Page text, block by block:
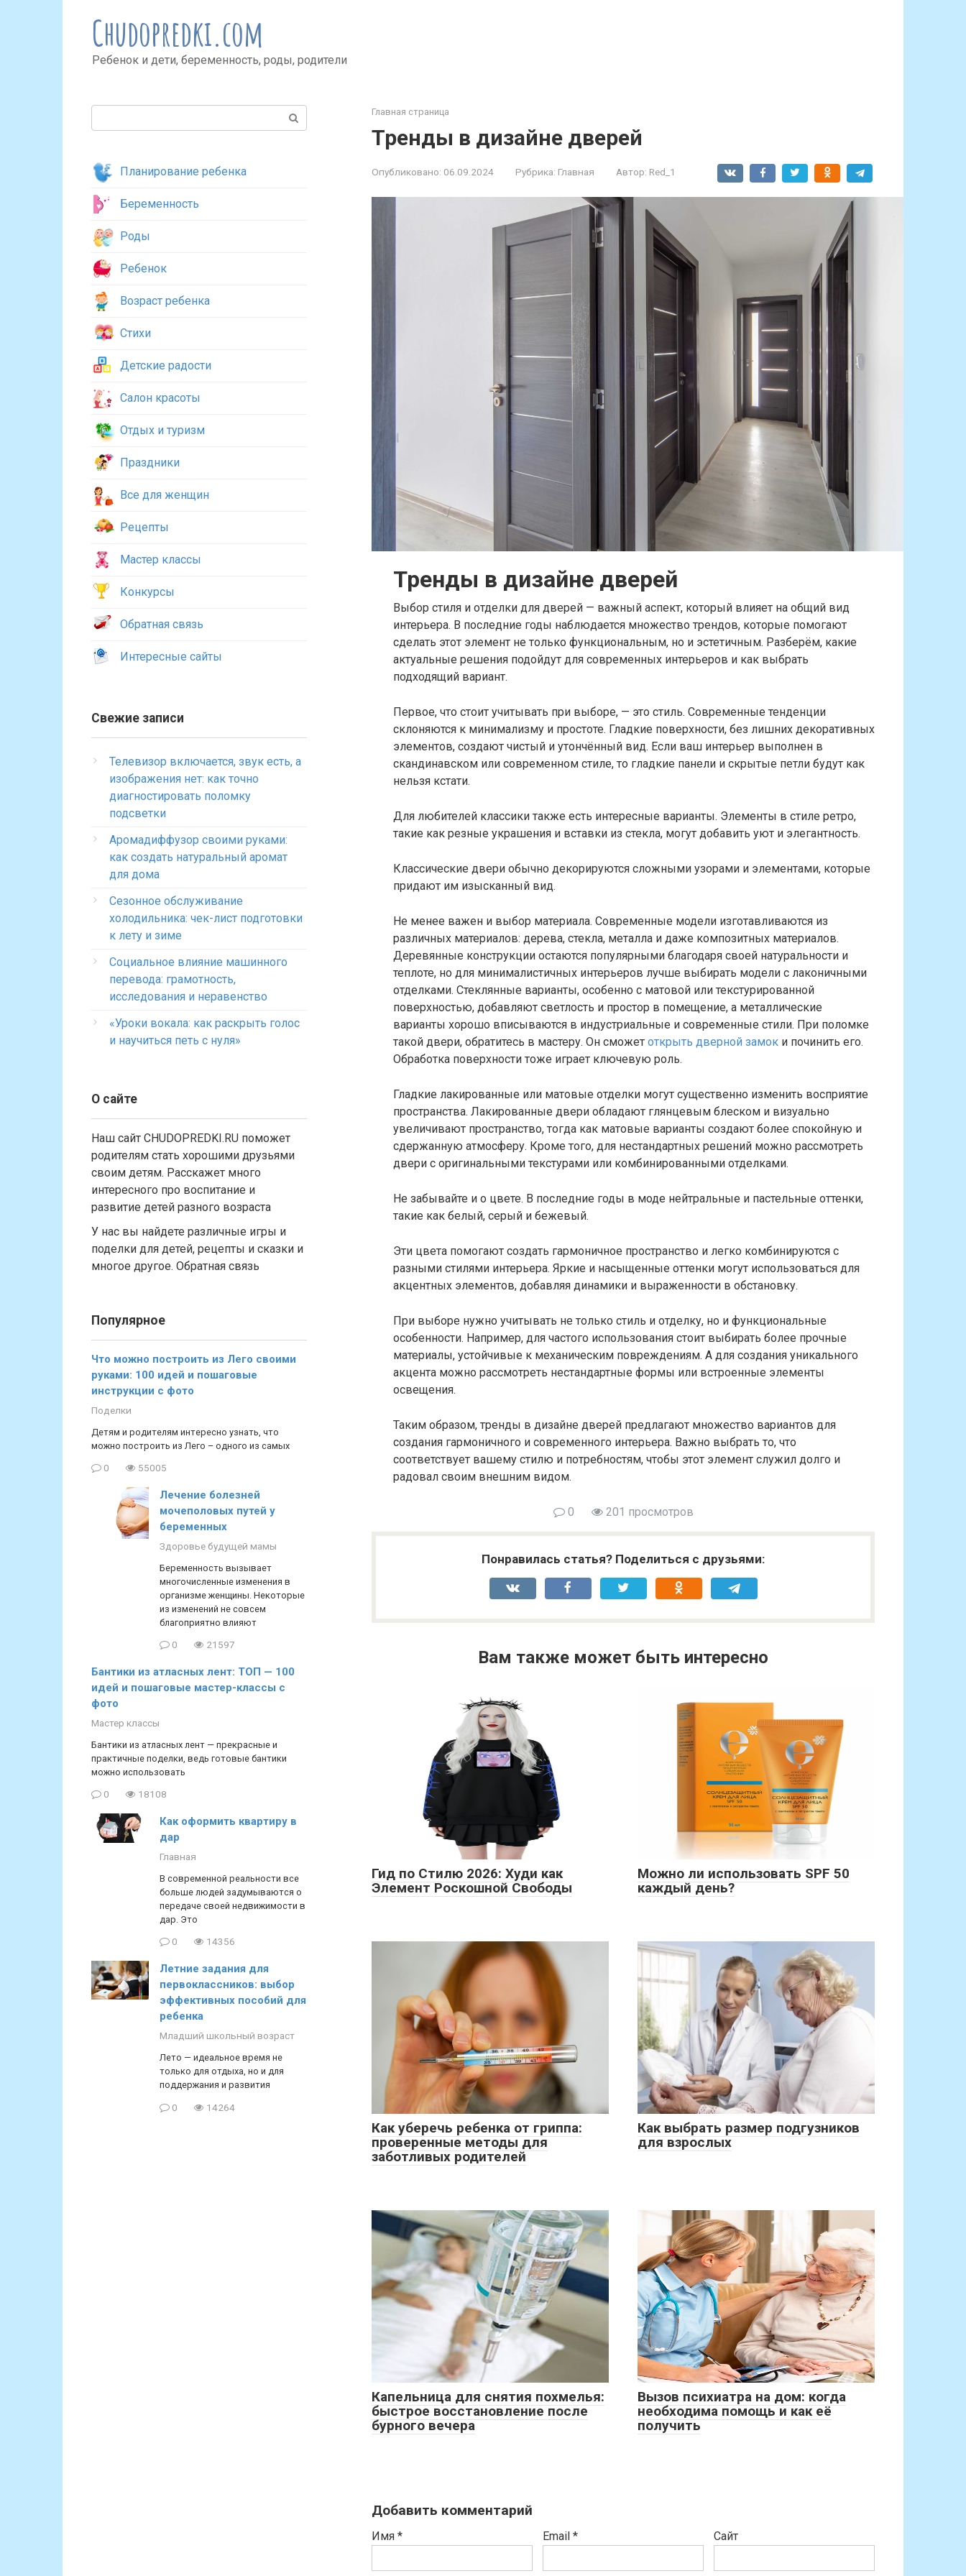
Chudopredki.com
Ребенок и дети, беременность, роды, родители
Главная страница
Тренды в дизайне дверей
Опубликовано: 06.09.2024 Рубрика: Главная Автор: Red_1
Тренды в дизайне дверей
Выбор стиля и отделки для дверей — важный аспект, который влияет на общий вид
интерьера. В последние годы наблюдается множество трендов, которые помогают
сделать этот элемент не только функциональным, но и эстетичным. Разберём, какие
актуальные решения подойдут для современных интерьеров и как выбрать
подходящий вариант.
Первое, что стоит учитывать при выборе, — это стиль. Современные тенденции
склоняются к минимализму и простоте. Гладкие поверхности, без лишних декоративных
элементов, создают чистый и утончённый вид. Если ваш интерьер выполнен в
скандинавском или современном стиле, то гладкие панели и скрытые петли будут как
нельзя кстати.
Для любителей классики также есть интересные варианты. Элементы в стиле ретро,
такие как резные украшения и вставки из стекла, могут добавить уют и элегантность.
Классические двери обычно декорируются сложными узорами и элементами, которые
придают им изысканный вид.
Не менее важен и выбор материала. Современные модели изготавливаются из
различных материалов: дерева, стекла, металла и даже композитных материалов.
Деревянные конструкции остаются популярными благодаря своей натуральности и
теплоте, но для минималистичных интерьеров лучше выбирать модели с лаконичными
отделками. Стеклянные варианты, особенно с матовой или текстурированной
поверхностью, добавляют светлость и простор в помещение, а металлические
варианты хорошо вписываются в индустриальные и современные стили. При поломке
такой двери, обратитесь в мастеру. Он сможет открыть дверной замок и починить его.
Обработка поверхности тоже играет ключевую роль.
Гладкие лакированные или матовые отделки могут существенно изменить восприятие
пространства. Лакированные двери обладают глянцевым блеском и визуально
увеличивают пространство, тогда как матовые варианты создают более спокойную и
сдержанную атмосферу. Кроме того, для нестандартных решений можно рассмотреть
двери с оригинальными текстурами или комбинированными отделками.
Не забывайте и о цвете. В последние годы в моде нейтральные и пастельные оттенки,
такие как белый, серый и бежевый.
Эти цвета помогают создать гармоничное пространство и легко комбинируются с
разными стилями интерьера. Яркие и насыщенные оттенки могут использоваться для
акцентных элементов, добавляя динамики и выраженности в обстановку.
При выборе нужно учитывать не только стиль и отделку, но и функциональные
особенности. Например, для частого использования стоит выбирать более прочные
материалы, устойчивые к механическим повреждениям. А для создания уникального
акцента можно рассмотреть нестандартные формы или встроенные элементы
освещения.
Таким образом, тренды в дизайне дверей предлагают множество вариантов для
создания гармоничного и современного интерьера. Важно выбрать то, что
соответствует вашему стилю и потребностям, чтобы этот элемент служил долго и
радовал своим внешним видом.
0 201 просмотров
Понравилась статья? Поделиться с друзьями:
Вам также может быть интересно
Гид по Стилю 2026: Худи как
Элемент Роскошной Свободы
Можно ли использовать SPF 50
каждый день?
Как уберечь ребенка от гриппа:
проверенные методы для
заботливых родителей
Как выбрать размер подгузников
для взрослых
Капельница для снятия похмелья:
быстрое восстановление после
бурного вечера
Вызов психиатра на дом: когда
необходима помощь и как её
получить
Добавить комментарий
Имя * Email * Сайт
Планирование ребенка
Беременность
Роды
Ребенок
Возраст ребенка
Стихи
Детские радости
Салон красоты
Отдых и туризм
Праздники
Все для женщин
Рецепты
Мастер классы
Конкурсы
Обратная связь
Интересные сайты
Свежие записи
Телевизор включается, звук есть, а
изображения нет: как точно
диагностировать поломку
подсветки
Аромадиффузор своими руками:
как создать натуральный аромат
для дома
Сезонное обслуживание
холодильника: чек-лист подготовки
к лету и зиме
Социальное влияние машинного
перевода: грамотность,
исследования и неравенство
«Уроки вокала: как раскрыть голос
и научиться петь с нуля»
О сайте
Наш сайт CHUDOPREDKI.RU поможет
родителям стать хорошими друзьями
своим детям. Расскажет много
интересного про воспитание и
развитие детей разного возраста
У нас вы найдете различные игры и
поделки для детей, рецепты и сказки и
многое другое. Обратная связь
Популярное
Что можно построить из Лего своими
руками: 100 идей и пошаговые
инструкции с фото
Поделки
Детям и родителям интересно узнать, что
можно построить из Лего – одного из самых
0 55005
Лечение болезней
мочеполовых путей у
беременных
Здоровье будущей мамы
Беременность вызывает
многочисленные изменения в
организме женщины. Некоторые
из изменений не совсем
благоприятно влияют
0 21597
Бантики из атласных лент: ТОП — 100
идей и пошаговые мастер-классы с
фото
Мастер классы
Бантики из атласных лент — прекрасные и
практичные поделки, ведь готовые бантики
можно использовать
0 18108
Как оформить квартиру в
дар
Главная
В современной реальности все
больше людей задумываются о
передаче своей недвижимости в
дар. Это
0 14356
Летние задания для
первоклассников: выбор
эффективных пособий для
ребенка
Младший школьный возраст
Лето — идеальное время не
только для отдыха, но и для
поддержания и развития
0 14264